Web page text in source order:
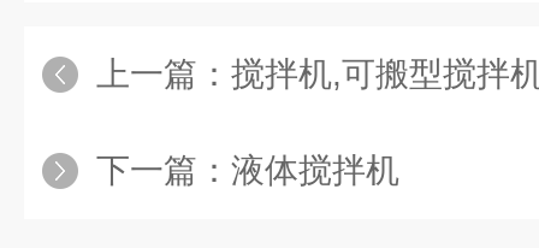
上一篇： 搅拌机,可搬型搅拌
下一篇： 液体搅拌机